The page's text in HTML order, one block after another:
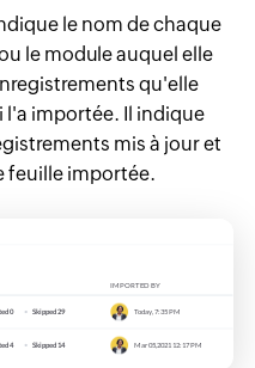
le nom de chaque
le module auquel elle
qu'elle
importée. Il indique
mis à jour et
feuille importée.